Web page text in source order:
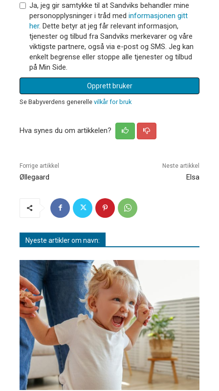
Ja, jeg gir samtykke til at Sandviks behandler mine
personopplysninger i tråd med informasjonen gitt
her. Dette betyr at jeg får relevant informasjon,
tjenester og tilbud fra Sandviks merkevarer og våre
viktigste partnere, også via e-post og SMS. Jeg kan
enkelt begrense eller stoppe alle tjenester og tilbud
på Min Side.
Opprett bruker
Se Babyverdens generelle vilkår for bruk
Hva synes du om artikkelen?
Forrige artikkel
Øllegaard
Neste artikkel
Elsa
Nyeste artikler om navn: